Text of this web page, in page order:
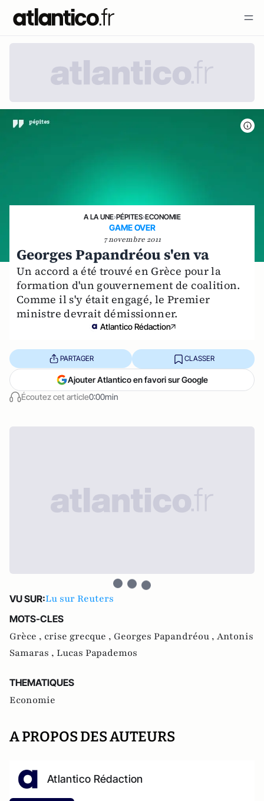
A LA UNE›PÉPITES›ECONOMIE
GAME OVER
7 novembre 2011
Georges Papandréou s'en va
Un accord a été trouvé en Grèce pour la
formation d'un gouvernement de coalition.
Comme il s'y était engagé, le Premier
ministre devrait démissionner.
Atlantico Rédaction
Écoutez cet article0:00min
PARTAGER CLASSER
Ajouter Atlantico en favori sur Google
VU SUR:Lu sur Reuters
MOTS-CLES
Grèce , crise grecque , Georges Papandréou , Antonis
Samaras , Lucas Papademos
THEMATIQUES
Economie
A PROPOS DES AUTEURS
Atlantico Rédaction